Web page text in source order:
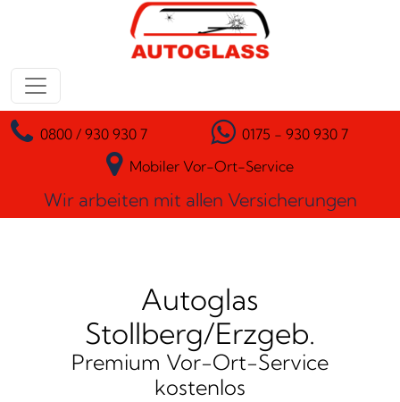
Zum Inhalt springen
Hauptnavigation
0800 / 930 930 7
0175 - 930 930 7
Mobiler Vor-Ort-Service
Wir arbeiten mit allen Versicherungen
Autoglas
Stollberg/Erzgeb.
Premium Vor-Ort-Service
kostenlos